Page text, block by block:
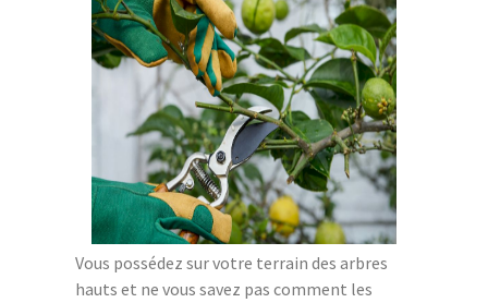
Vous possédez sur votre terrain des arbres
hauts et ne vous savez pas comment les